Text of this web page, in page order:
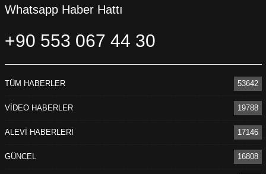
Whatsapp Haber Hattı
+90 553 067 44 30
TÜM HABERLER 53642
VİDEO HABERLER 19788
ALEVİ HABERLERİ 17146
GÜNCEL 16808